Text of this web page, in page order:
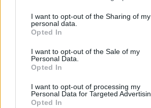
I want to opt-out of the Sharing of my
personal data.
Opted In
I want to opt-out of the Sale of my
Personal Data.
Opted In
I want to opt-out of processing my
Personal Data for Targeted
Opted In
Προτεινόμενα μέτρα
πολιτικής
Από τα ευρήματα της μελέτης
παρεμβάσεις από την πλευρά της
κάλυψη των οξυμένων
μόνο δεν επαρκούν, αλλά μπορεί να